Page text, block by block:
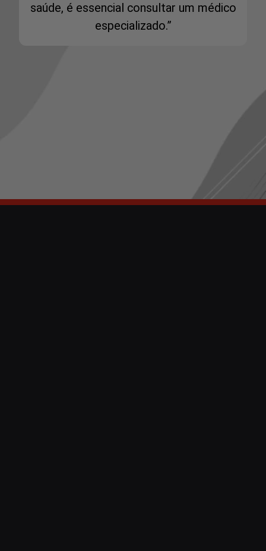
saúde, é essencial consultar um médico
especializado.”